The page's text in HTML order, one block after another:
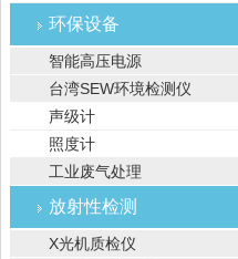
环保设备
智能高压电源
台湾SEW环境检测仪
声级计
照度计
工业废气处理
放射性检测
X光机质检仪